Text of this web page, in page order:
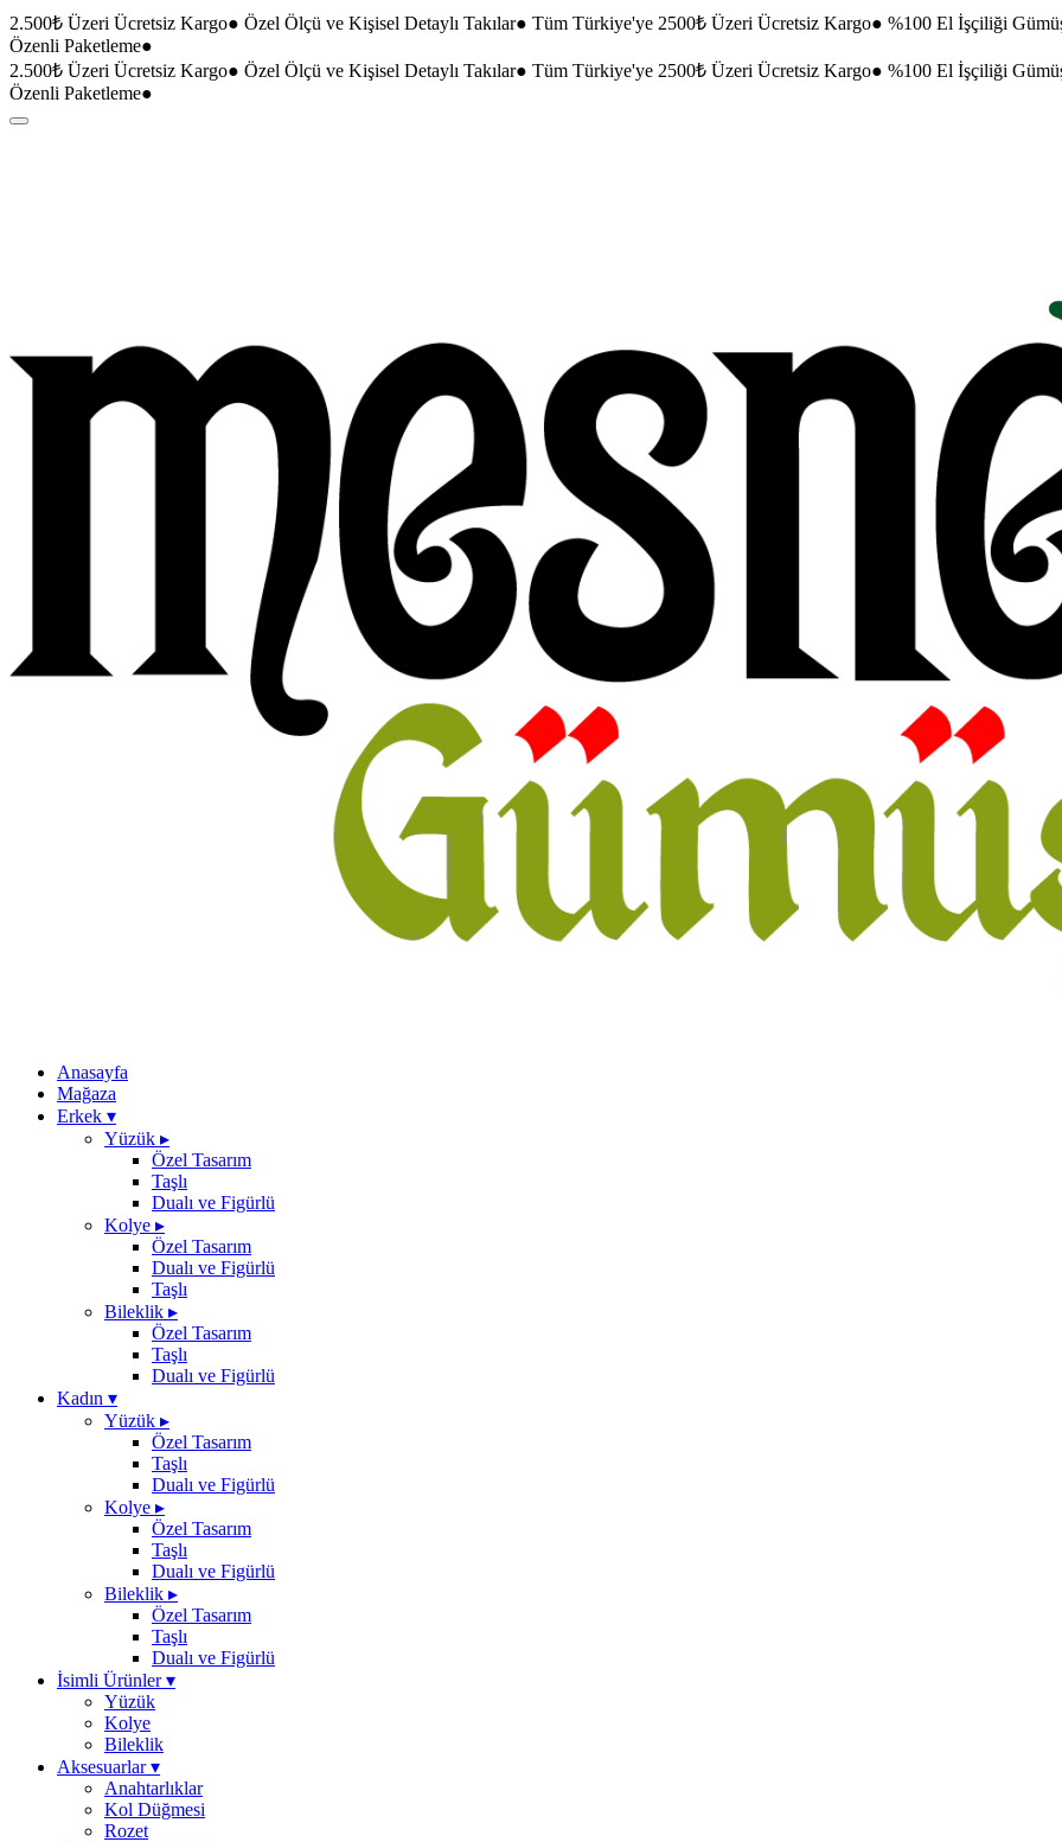
2.500₺ Üzeri Ücretsiz Kargo● Özel Ölçü ve Kişisel Detaylı Takılar● Tüm Türkiye'ye 2500₺ Üzeri Ücretsiz Kargo● %100 El İşçiliği
Özenli Paketleme●
2.500₺ Üzeri Ücretsiz Kargo● Özel Ölçü ve Kişisel Detaylı Takılar● Tüm Türkiye'ye 2500₺ Üzeri Ücretsiz Kargo● %100 El İşçiliği
Özenli Paketleme●
Anasayfa
Mağaza
Erkek ▾
Yüzük ▸
Özel Tasarım
Taşlı
Dualı ve Figürlü
Kolye ▸
Özel Tasarım
Dualı ve Figürlü
Taşlı
Bileklik ▸
Özel Tasarım
Taşlı
Dualı ve Figürlü
Kadın ▾
Yüzük ▸
Özel Tasarım
Taşlı
Dualı ve Figürlü
Kolye ▸
Özel Tasarım
Taşlı
Dualı ve Figürlü
Bileklik ▸
Özel Tasarım
Taşlı
Dualı ve Figürlü
İsimli Ürünler▾
Yüzük
Kolye
Bileklik
Aksesuarlar▾
Anahtarlıklar
Kol Düğmesi
Rozet